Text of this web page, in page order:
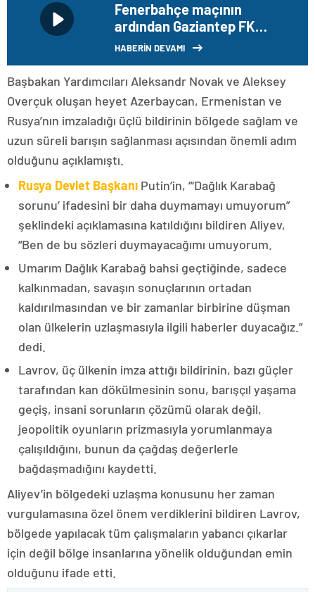
Fenerbahçe maçının
ardından Gaziantep FK
Teknik Direktörü Sumudica
Direktörü Kartal
açıklamalarda bulundu
HABERİN DEVAMI
Başbakan Yardımcıları Aleksandr Novak ve Aleksey
Overçuk oluşan heyet Azerbaycan, Ermenistan ve
Rusya’nın imzaladığı üçlü bildirinin bölgede sağlam ve
uzun süreli barışın sağlanması açısından önemli adım
olduğunu açıklamıştı.
Rusya Devlet Başkanı Putin’in, “‘Dağlık Karabağ
sorunu’ ifadesini bir daha duymamayı umuyorum”
şeklindeki açıklamasına katıldığını bildiren Aliyev,
“Ben de bu sözleri duymayacağımı umuyorum.
Umarım Dağlık Karabağ bahsi geçtiğinde, sadece
kalkınmadan, savaşın sonuçlarının ortadan
kaldırılmasından ve bir zamanlar birbirine düşman
olan ülkelerin uzlaşmasıyla ilgili haberler duyacağız.”
dedi.
Lavrov, üç ülkenin imza attığı bildirinin, bazı güçler
tarafından kan dökülmesinin sonu, barışçıl yaşama
geçiş, insani sorunların çözümü olarak değil,
jeopolitik oyunların prizmasıyla yorumlanmaya
çalışıldığını, bunun da çağdaş değerlerle
bağdaşmadığını kaydetti.
Aliyev’in bölgedeki uzlaşma konusunu her zaman
vurgulamasına özel önem verdiklerini bildiren Lavrov,
bölgede yapılacak tüm çalışmaların yabancı çıkarlar
için değil bölge insanlarına yönelik olduğundan emin
olduğunu ifade etti.